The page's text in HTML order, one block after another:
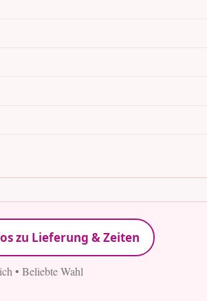
zu Lieferung & Zeiten
• Beliebte Wahl